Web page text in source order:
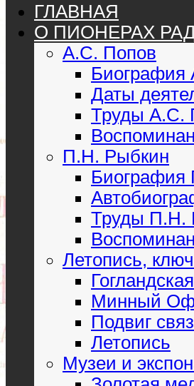
ГЛАВНАЯ
О ПИОНЕРАХ
А.С. Попов
Биография
Даты
Труды А.С.
П.Н. Рыбкин
Труды П.Н.
Летопись,
Минный
Подвиг
Летопись
Музеи и